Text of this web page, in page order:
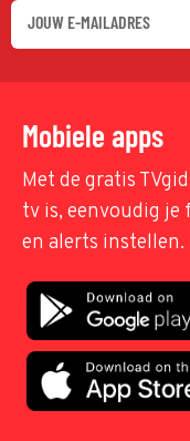
Mobiele apps
Met de gratis
tv is, eenvoudig je
en alerts instellen.